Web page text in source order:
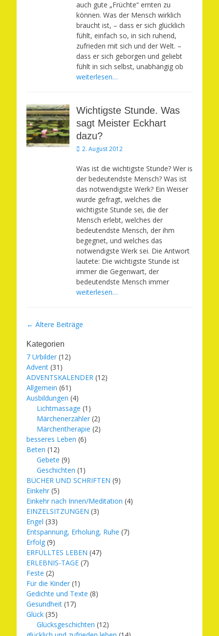
auch gute „Früchte“ ernten zu
können. Was der Mensch wirklich
braucht ist, – dass er sich glücklich
fühlt, einfach so, in sich ruhend,
zufrieden mit sich und der Welt. –
dass er sich geborgen und geliebt
fühlt in sich selbst, unabhängig ob
weiterlesen…
Wichtigste Stunde. Was
sagt Meister Eckhart
dazu?
Veröffentlicht
2. August 2012
Was ist die wichtigste Stunde? Wer is
der bedeutendste Mensch? Was ist
das notwendigste Werk? Ein Weiser
wurde gefragt, welches die
wichtigste Stunde sei, die der
Mensch erlebt, welches der
bedeutendste Mensch, der ihm
begegnet, und welches das
notwendigste Werk sei. Die Antwort
lautete: Die wichtigste Stunde ist
immer die Gegenwart, der
bedeutendste Mensch immer
weiterlesen…
Beitragsnavigation
← Ältere Beiträge
Kategorien
7 Urbilder (12)
Advent (31)
ADVENTSKALENDER (12)
Allgemein (61)
Ausbildungen (4)
Lichtmassage (1)
Märchenerzähler (2)
Märchentherapie (2)
besseres Leben (6)
Beten (12)
Gebete (9)
Geschichten (1)
BÜCHER UND SCHRIFTEN (9)
Einkehr (5)
Einkehr nach Innen/Meditation (4)
EINZELSITZUNGEN (3)
Engel (33)
Entspannung, Erholung, Ruhe (7)
Erfolg (9)
ERFÜLLTES LEBEN (47)
ERLEBNIS-TAGE (7)
Feste (2)
Für die Kinder (1)
Gedichte und Texte (8)
Gesundheit (17)
Glück (35)
Glücksgeschichten (12)